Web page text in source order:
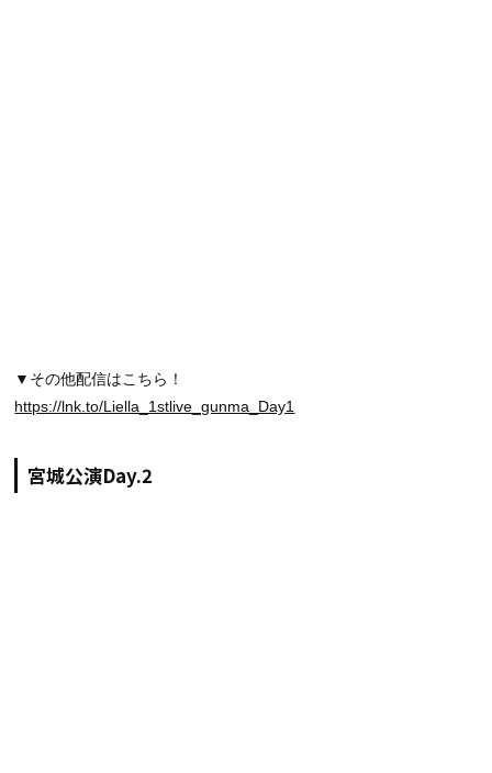
▼その他配信はこちら！
https://lnk.to/Liella_1stlive_gunma_Day1
宮城公演Day.2